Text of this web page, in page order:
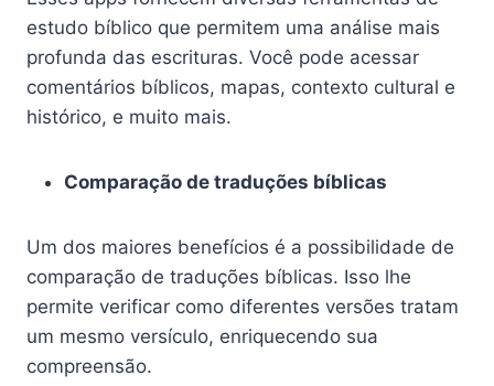
estudo bíblico que permitem uma análise mais
profunda das escrituras. Você pode acessar
comentários bíblicos, mapas, contexto cultural e
histórico, e muito mais.
Comparação de traduções bíblicas
Um dos maiores benefícios é a possibilidade de
comparação de traduções bíblicas. Isso lhe
permite verificar como diferentes versões tratam
um mesmo versículo, enriquecendo sua
compreensão.